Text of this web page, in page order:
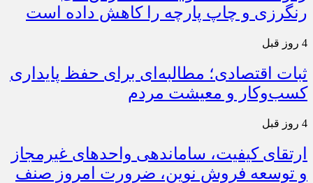
رنگرزی و چاپ پارچه را کاهش داده است
4 روز قبل
ثبات اقتصادی؛ مطالبه‌ای برای حفظ پایداری
کسب‌وکار و معیشت مردم
4 روز قبل
ارتقای کیفیت، ساماندهی واحدهای غیرمجاز
و توسعه فروش نوین، ضرورت امروز صنف